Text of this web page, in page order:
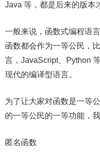
Java 等，都是后来的版本
一般来说，函数式编程语
函数都会作为一等公民，
言，JavaScript、Python
现代的编译型语言。
为了让大家对函数是一等
的一等公民的一等功能，
匿名函数